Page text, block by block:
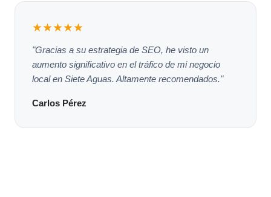
★★★★★
"Gracias a su estrategia de SEO, he visto un
aumento significativo en el tráfico de mi negocio
local en Siete Aguas. Altamente recomendados."
Carlos Pérez